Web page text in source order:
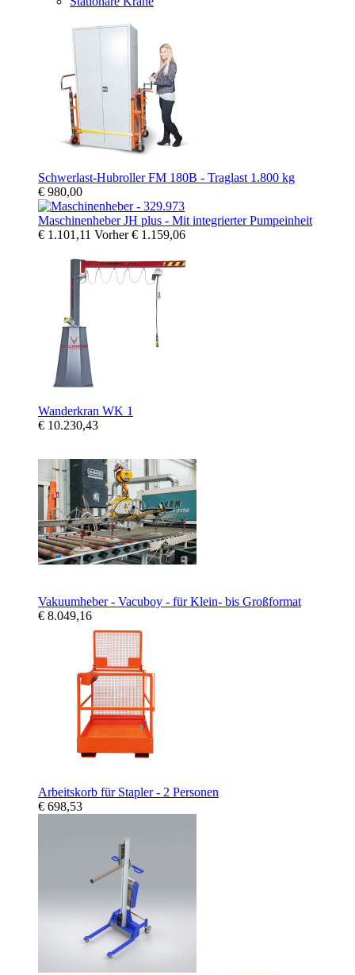
Schwerlast-Hubroller FM 180B - Traglast 1.800 kg
€ 980,00
Maschinenheber JH plus - Mit integrierter Pumpeinheit
€ 1.101,11 Vorher€ 1.159,06
Wanderkran WK 1
€ 10.230,43
Vakuumheber - Vacuboy - für Klein- bis Großformat
€ 8.049,16
Arbeitskorb für Stapler - 2 Personen
€ 698,53